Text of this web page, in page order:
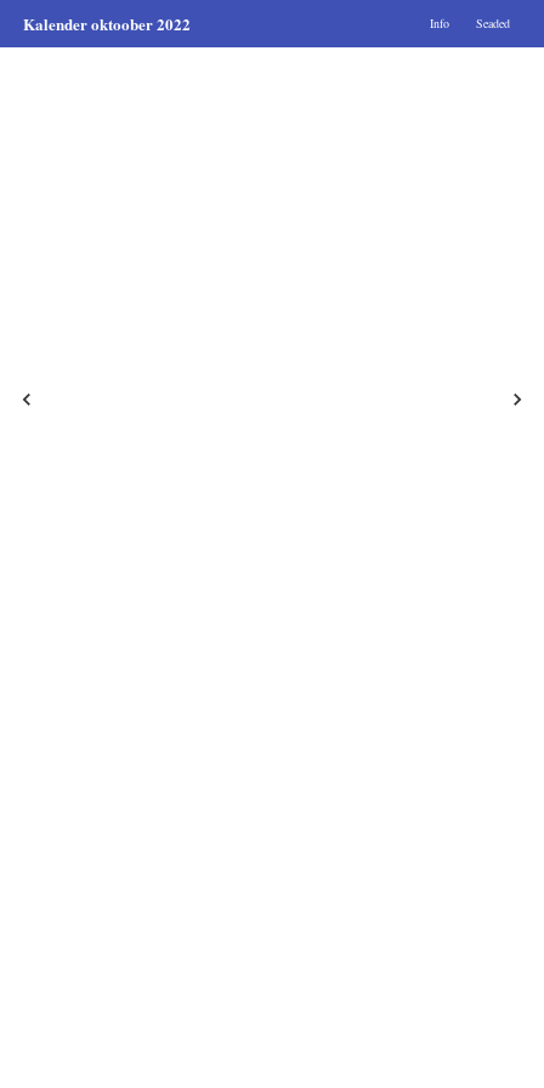
Kalender oktoober 2022 Info Seaded